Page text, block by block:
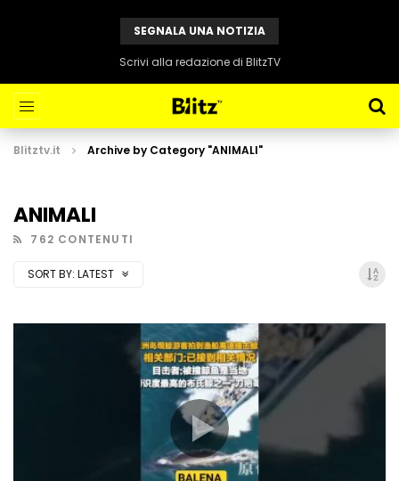
SEGNALA UNA NOTIZIA
Scrivi alla redazione di BlitzTV
Blitztv.it Archive by Category "ANIMALI"
ANIMALI
762 CONTENUTI
SORT BY: LATEST